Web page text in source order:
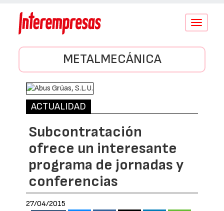
Conmutar
METALMECÁNICA
ACTUALIDAD
Subcontratación
ofrece un interesante
programa de jornadas y
conferencias
27/04/2015